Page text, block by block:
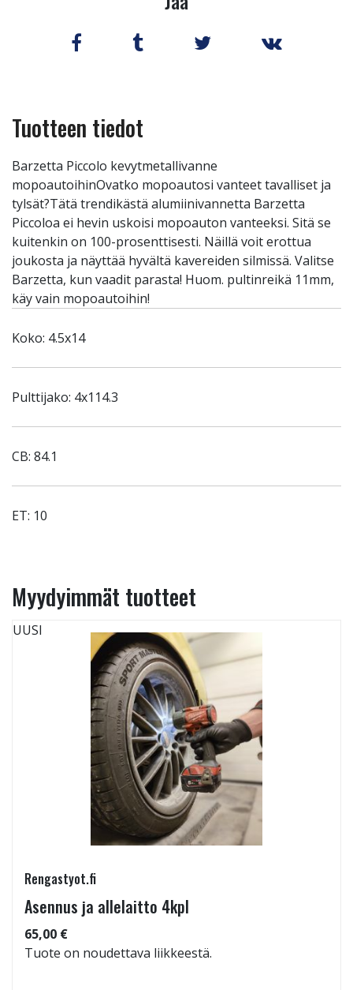
Tuotteen tiedot
Barzetta Piccolo kevytmetallivanne
mopoautoihinOvatko mopoautosi vanteet tavalliset ja
tylsät?Tätä trendikästä alumiinivannetta Barzetta
Piccoloa ei hevin uskoisi mopoauton vanteeksi. Sitä se
kuitenkin on 100-prosenttisesti. Näillä voit erottua
joukosta ja näyttää hyvältä kavereiden silmissä. Valitse
Barzetta, kun vaadit parasta! Huom. pultinreikä 11mm,
käy vain mopoautoihin!
Koko: 4.5x14
Pulttijako: 4x114.3
CB: 84.1
ET: 10
Myydyimmät tuotteet
UUSI
Rengastyot.fi
Asennus ja allelaitto 4kpl
65,00 €
Tuote on noudettava liikkeestä.